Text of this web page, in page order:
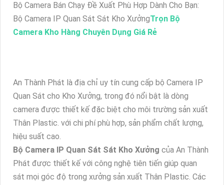
Bộ Camera Bán Chạy Đề Xuất Phù Hợp Dành Cho Bạn:
Bộ Camera IP Quan Sát Sát Kho XưởngTrọn Bộ
Camera Kho Hàng Chuyên Dụng Giá Rẻ
An Thành Phát là địa chỉ uy tín cung cấp bộ Camera IP
Quan Sát cho Kho Xưởng, trong đó nổi bật là dòng
camera được thiết kế đặc biệt cho môi trường sản xuất
Thân Plastic. với chi phí phù hợp, sản phẩm chất lượng,
hiệu suất cao.
Bộ Camera IP Quan Sát Sát Kho Xưởng của An Thành
Phát được thiết kế với công nghệ tiên tiến giúp quan
sát mọi góc độ trong xưởng sản xuất Thân Plastic. Các